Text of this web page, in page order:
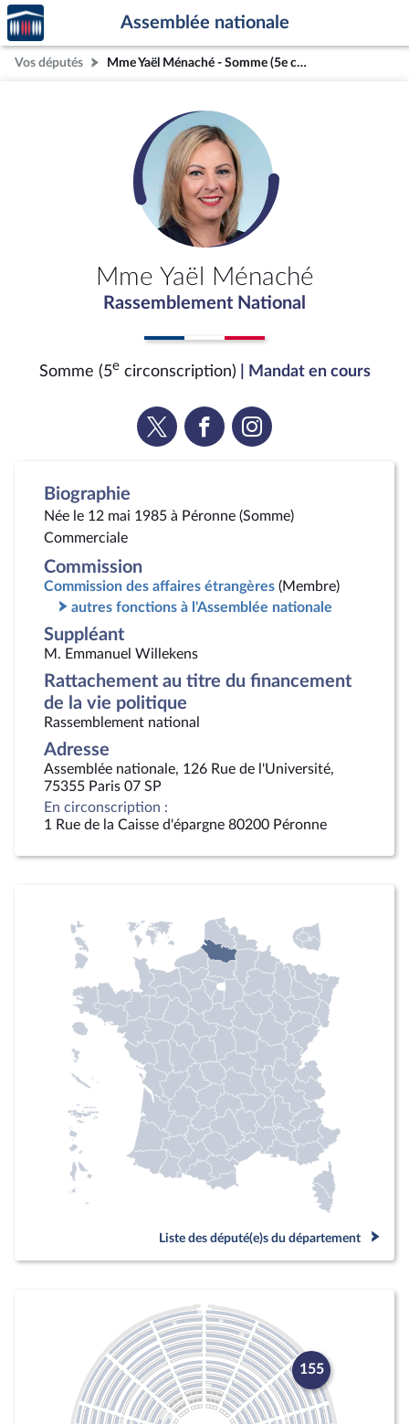
Aller au contenu
Aller en bas de la page
Accèder
à la
page
d'accueil
Assemblée nationale
Vos députés Mme Yaël Ménaché - Somme (5e circonscription)
Mme Yaël Ménaché
Rassemblement National
Somme (5ecirconscription) | Mandat en cours
Voir
la
Voir
la
Voir
la
Biographie
Née le 12 mai 1985 à Péronne (Somme)
Commerciale
Commission
Commission des affaires étrangères (Membre)
autres fonctions à l'Assemblée nationale
Suppléant
M. Emmanuel Willekens
Rattachement au titre du financement
de la vie politique
Rassemblement national
Adresse
Assemblée nationale, 126 Rue de l'Université,
75355 Paris 07 SP
En circonscription :
1 Rue de la Caisse d'épargne 80200 Péronne
Liste des député(e)s du département
155